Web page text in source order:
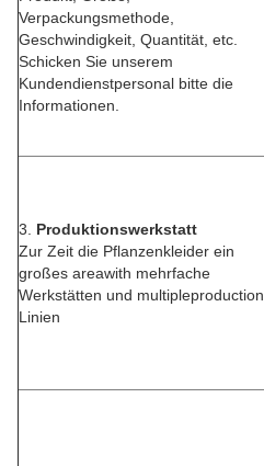
Verpackungsmethode,
Geschwindigkeit, Quantität, etc.
Schicken Sie unserem
Kundendienstpersonal bitte die
Informationen.
3. Produktionswerkstatt
Zur Zeit die Pflanzenkleider ein
großes areawith mehrfache
Werkstätten und multipleproduction
Linien